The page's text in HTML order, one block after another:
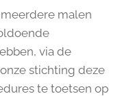
malen
via de
stichting deze
te toetsen op